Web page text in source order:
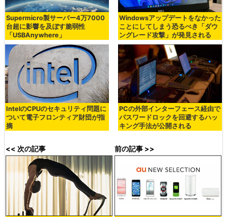
Supermicro製サーバー4万7000
台超に影響を及ぼす脆弱性
「USBAnywhere」
Windowsアップデートをなかった
ことにしてしまう恐るべき「ダウ
ングレード攻撃」が発見される
IntelのCPUのセキュリティ問題に
ついて電子フロンティア財団が指
摘
PCの外部インターフェース経由で
パスワードロックを回避するハッ
キング手法が公開される
<< 次の記事 前の記事 >>